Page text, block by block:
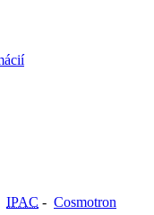
IPAC - Cosmotron